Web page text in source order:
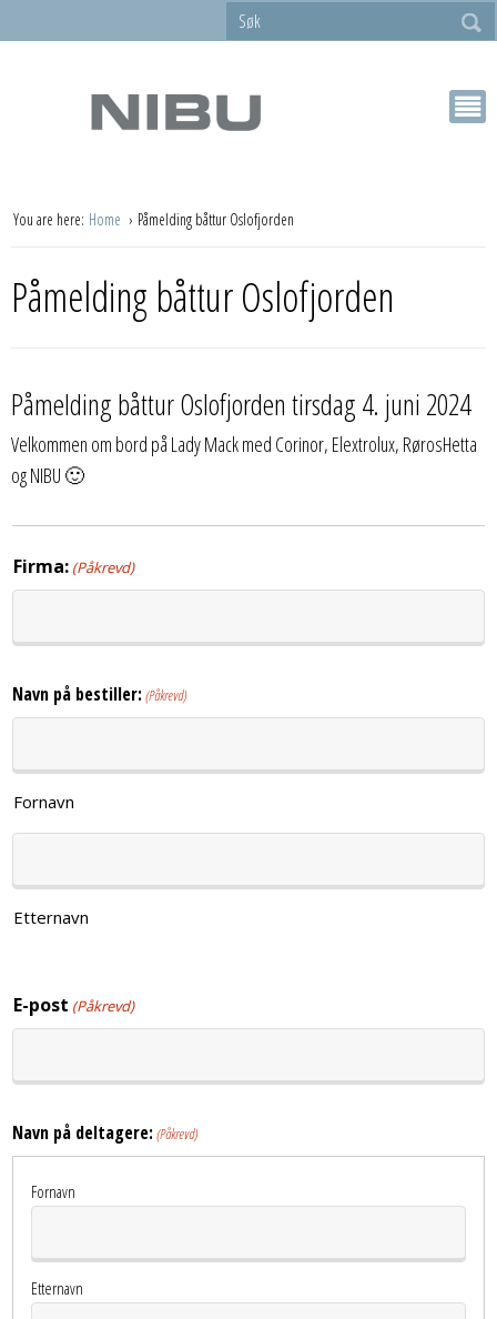
You are here: Home Påmelding båttur Oslofjorden
Påmelding båttur Oslofjorden
Påmelding båttur Oslofjorden tirsdag 4. juni 2024
Velkommen om bord på Lady Mack med Corinor, Elextrolux, RørosHetta
og NIBU 🙂
Firma: (Påkrevd)
Navn på bestiller:(Påkrevd)
Fornavn
Etternavn
E-post (Påkrevd)
Navn på deltagere:(Påkrevd)